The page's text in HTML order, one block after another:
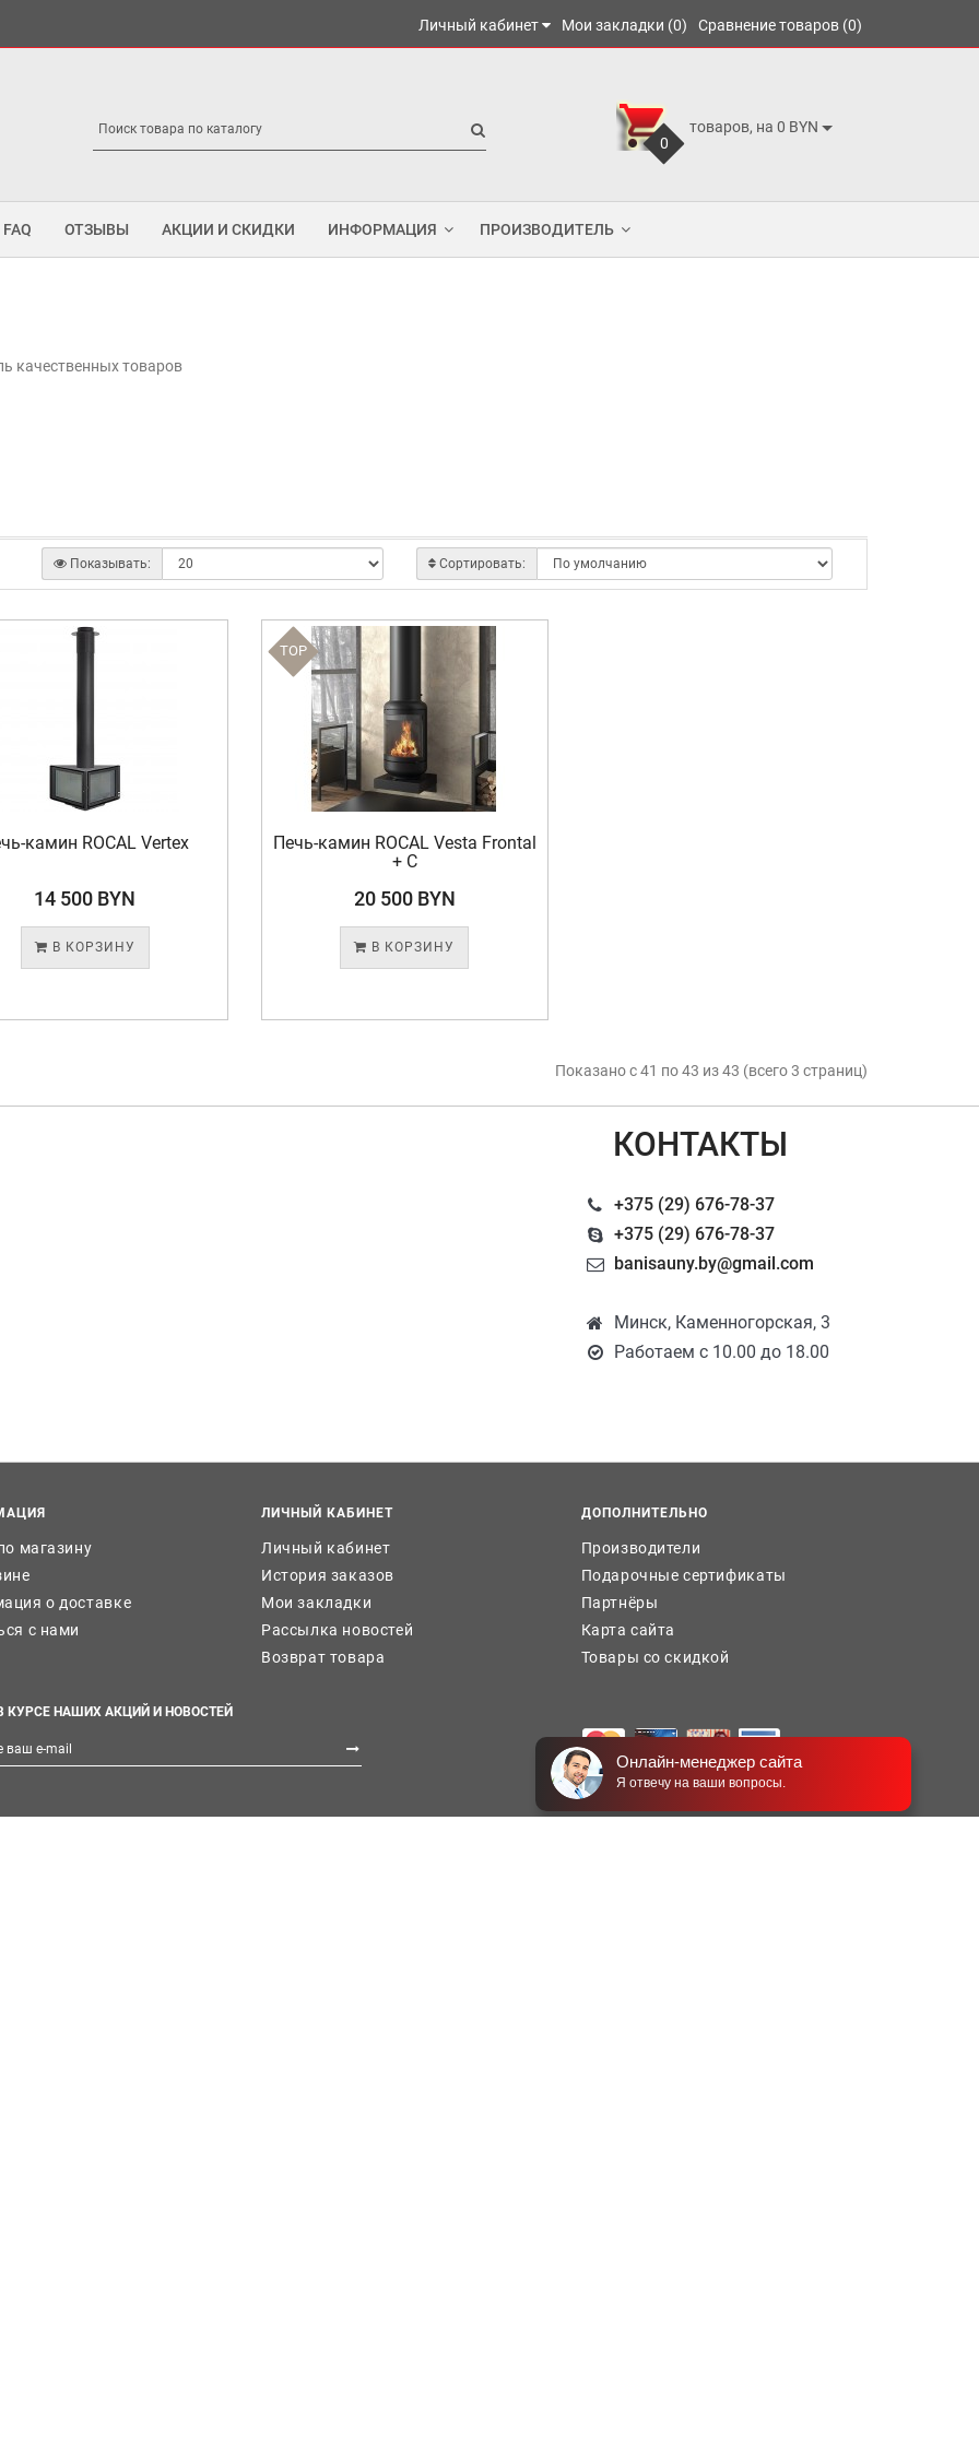
Личный кабинет Мои закладки (0) Сравнение товаров (0)
0
товаров, на 0 BYN
FAQ ОТЗЫВЫ АКЦИИ И СКИДКИ ИНФОРМАЦИЯ ПРОИЗВОДИТЕЛЬ
качественных товаров
Сортировать:
Показывать:
камин ROCAL Vertex
14 500 BYN
В КОРЗИНУ
TOP
Печь-камин ROCAL Vesta Frontal
+ C
20 500 BYN
В КОРЗИНУ
Показано с 41 по 43 из 43 (всего 3 страниц)
КОНТАКТЫ
+375 (29) 676-78-37
+375 (29) 676-78-37
banisauny.by@gmail.com
Минск, Каменногорская, 3
Работаем с 10.00 до 18.00
магазину
о доставке
с нами
ЛИЧНЫЙ КАБИНЕТ
Личный кабинет
История заказов
Мои закладки
Рассылка новостей
Возврат товара
ДОПОЛНИТЕЛЬНО
Производители
Подарочные сертификаты
Партнёры
Карта сайта
Товары со скидкой
КУРСЕ НАШИХ АКЦИЙ И НОВОСТЕЙ
Онлайн-менеджер сайта
Я отвечу на ваши вопросы.